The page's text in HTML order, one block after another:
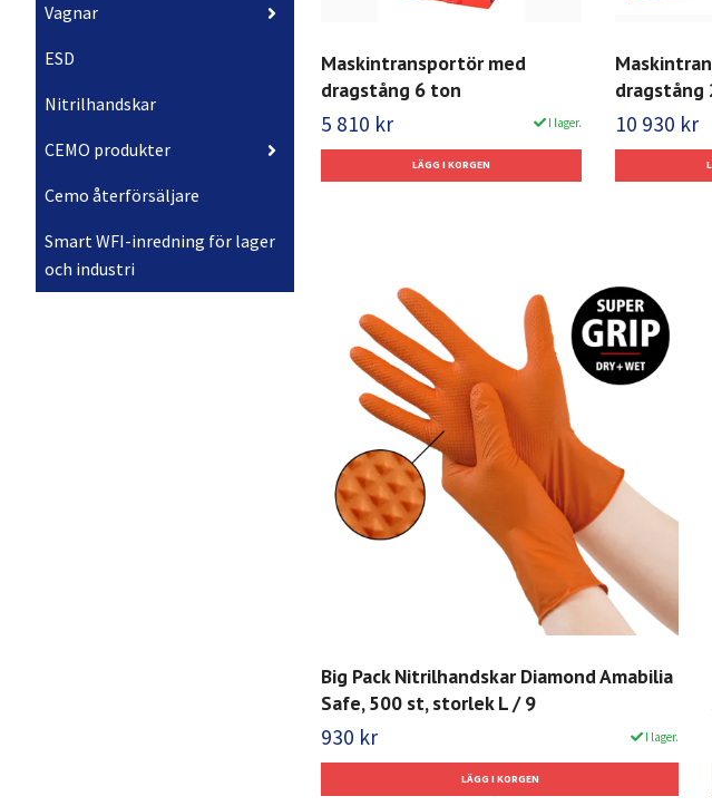
Vagnar
ESD
Nitrilhandskar
CEMO produkter
Cemo återförsäljare
Smart WFI-inredning för lager
och industri
Maskintransportör med
dragstång 6 ton
5 810 kr I lager.
dragstång
10 930 kr
Big Pack Nitrilhandskar Diamond Amabilia
Safe, 500 st, storlek L / 9
930 kr I lager.